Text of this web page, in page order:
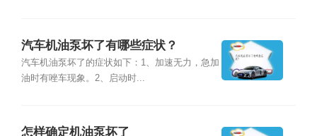
汽车机油泵坏了有哪些症状？
汽车机油泵坏了的症状如下：1、加速无力，急加
油时有唑车现象。2、启动时...
怎样确定机油泵坏了